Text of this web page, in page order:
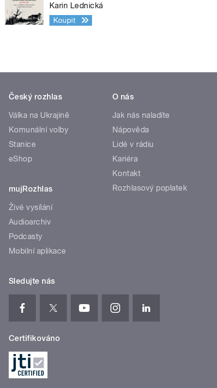
Karin Lednická
Koupit
Český rozhlas
Válka na Ukrajině
Komunální volby
Stanice
eShop
mujRozhlas
Živé vysílání
Audioarchiv
Podcasty
Mobilní aplikace
O nás
Jak nás naladíte
Nápověda
Lidé v rádiu
Kariéra
Kontakt
Rozhlasový poplatek
Sledujte nás
Certifikováno